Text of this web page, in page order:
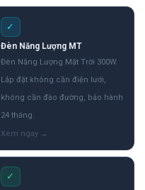
✓
Đèn Năng Lượng MT
Đèn Năng Lượng Mặt Trời 300W
Lắp đặt không cần điện lưới,
không cần đào đường, bảo hành
24 tháng.
✓